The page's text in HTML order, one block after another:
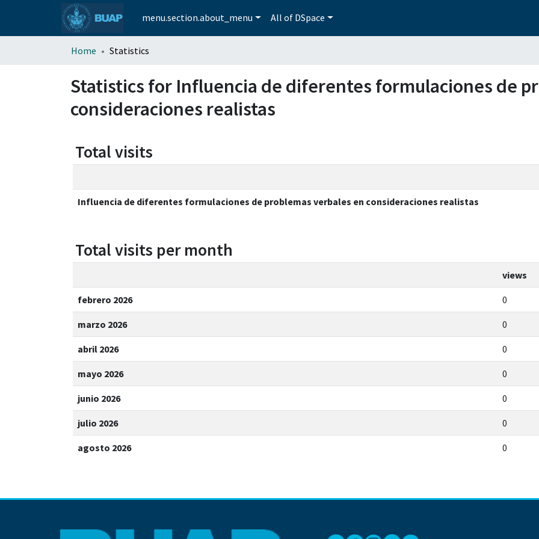
menu.section.about_menu All of DSpace
Home Statistics
Statistics for Influencia de diferentes formulaciones de
consideraciones realistas
Total visits
Influencia de diferentes formulaciones de problemas verbales en consideraciones realistas
Total visits per month
views
febrero 2026 0
marzo 2026 0
abril 2026 0
mayo 2026 0
junio 2026 0
julio 2026 0
agosto 2026 0